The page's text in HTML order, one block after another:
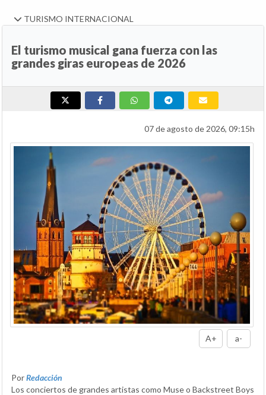
TURISMO INTERNACIONAL
El turismo musical gana fuerza con las
grandes giras europeas de 2026
07 de agosto de 2026, 09:15h
A+ a-
PorRedacción
Los conciertos de grandes artistas como Muse o Backstreet Boys